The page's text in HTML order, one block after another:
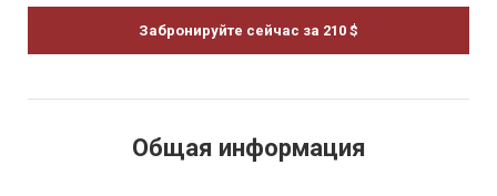
Забронируйте сейчас за 210 $
Общая информация